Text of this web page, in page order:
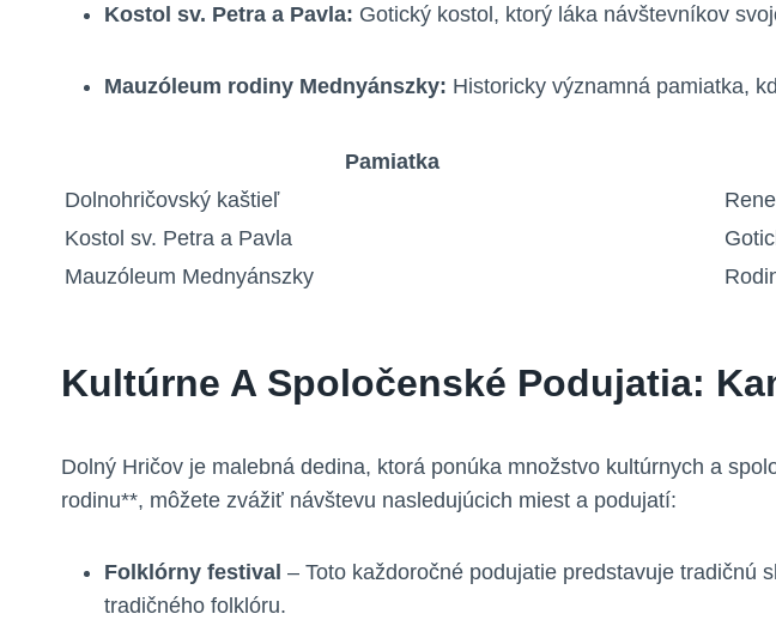
Kostol sv. Petra a Pavla: Gotický kostol, ktorý láka návštevníkov
Mauzóleum rodiny Mednyánszky: Historicky významná pamiatka,
Pamiatka
Dolnohričovský kaštieľ
Kostol sv. Petra a Pavla
Mauzóleum Mednyánszky
Kultúrne A Spoločenské Podujatia:
Dolný Hričov je malebná dedina, ktorá ponúka množstvo kultúrnych a
rodinu**, môžete zvážiť návštevu nasledujúcich miest a podujatí:
Folklórny festival – Toto každoročné podujatie predstavuje tradičnú
tradičného folklóru.